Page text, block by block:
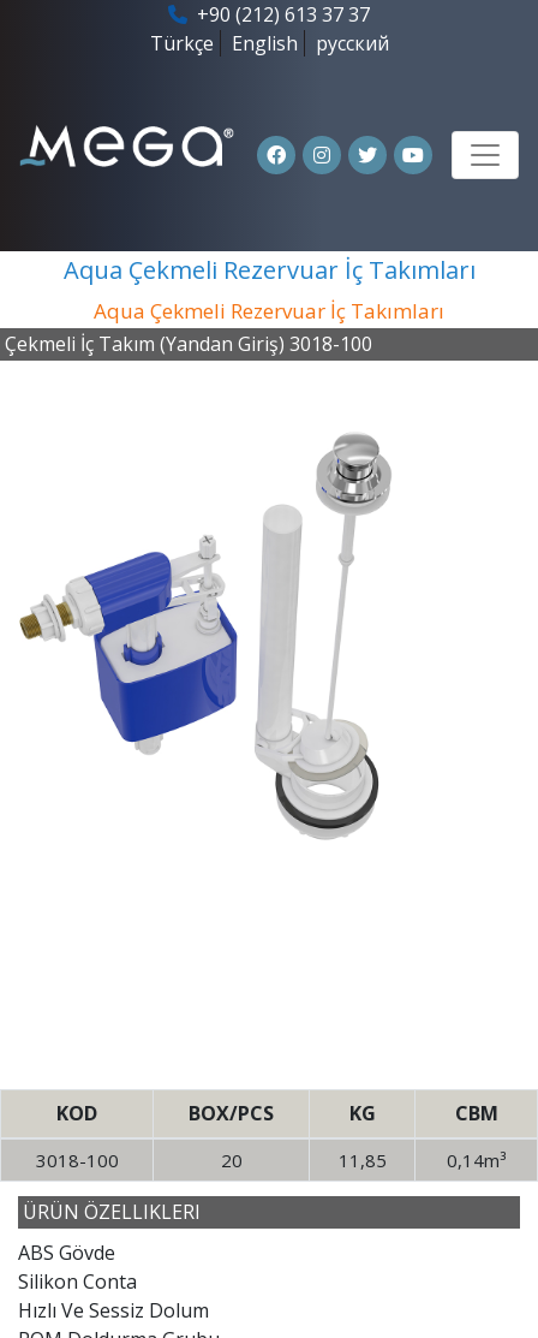
+90 (212) 613 37 37
Türkçe
English русский
Aqua Çekmeli Rezervuar İç Takımları
Aqua Çekmeli Rezervuar İç Takımları
Çekmeli İç Takım (Yandan Giriş) 3018-100
KOD BOX/PCS KG CBM
3018-100 20 11,85 0,14m³
ÜRÜN ÖZELLIKLERI
ABS Gövde
Silikon Conta
Hızlı Ve Sessiz Dolum